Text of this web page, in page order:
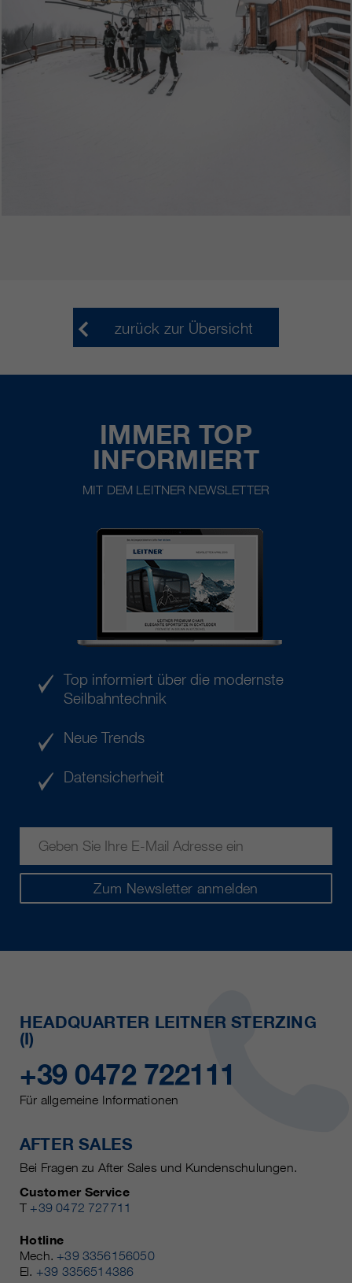
zurück zur Übersicht
IMMER TOP
INFORMIERT
MIT DEM LEITNER NEWSLETTER
Zum Newsletter anmelden
Top informiert über die modernste
Seilbahntechnik
Neue Trends
Datensicherheit
HEADQUARTER LEITNER STERZING
(I)
+39 0472 722111
Für allgemeine Informationen
AFTER SALES
Bei Fragen zu After Sales und Kundenschulungen.
Customer Service
T +39 0472 727711
Hotline
Mech. +39 3356156050
El. +39 3356514386